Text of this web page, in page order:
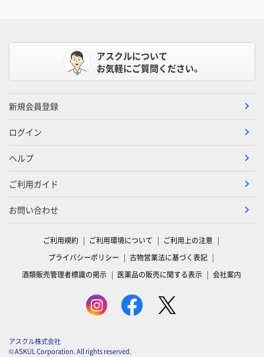
アスクルについて
お気軽にご質問ください。
新規会員登録
ログイン
ヘルプ
ご利用ガイド
お問い合わせ
ご利用規約 ご利用環境について
ご利用上の注意
プライバシーポリシー
古物営業法に基づく表記
酒類販売管理者標識の掲示
医薬品の販売に関する表示 会社案内
アスクル株式会社
© ASKUL Corporation. All rights reserved.